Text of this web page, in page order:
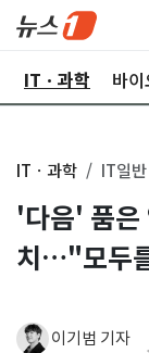
ITㆍ과학 바이
ITㆍ과학 IT일반
'다음' 품은
치…"모두
이기범 기자